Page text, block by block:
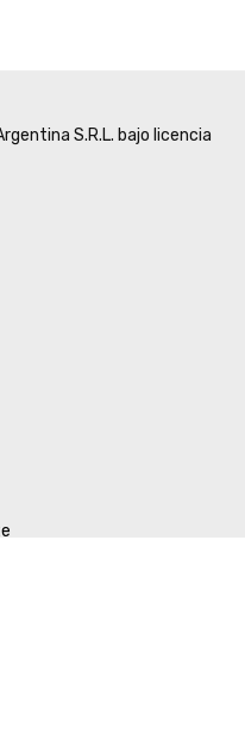
S.R.L. bajo licencia